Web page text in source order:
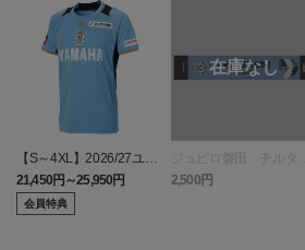
【S～4XL】2026/27ユニ
フォーム オーセンティッ
クモデル:FP1st
21,450円～25,950円
会員特典
ジュビロ磐田 チルタリ
ス タオルマフラー
2,500円